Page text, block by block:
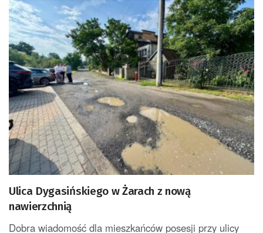
Ulica Dygasińskiego w Żarach z nową
nawierzchnią
Dobra wiadomość dla mieszkańców posesji przy ulicy